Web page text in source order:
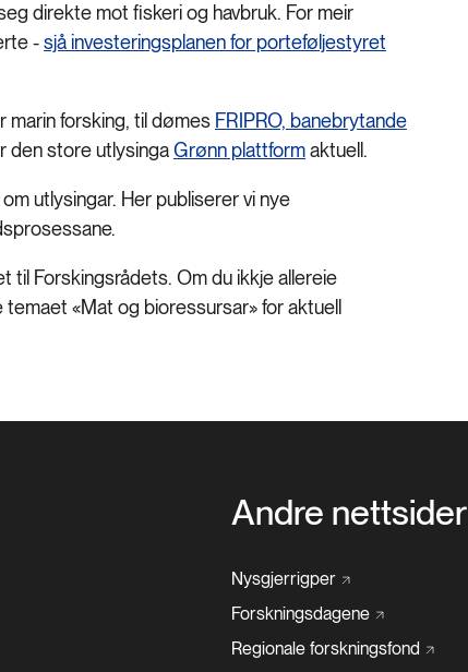
direkte mot fiskeri og havbruk. For meir
-sjå investeringsplanen for porteføljestyret
marin forsking, til dømes FRIPRO, banebrytande
den store utlysingaGrønn plattformaktuell.
utlysingar. Her publiserer vi nye
til Forskingsrådets. Om du ikkje allereie
temaet «Mat og bioressursar» for aktuell
Andre nettsider
Nysgjerrigper
Forskningsdagene
Regionale forskningsfond